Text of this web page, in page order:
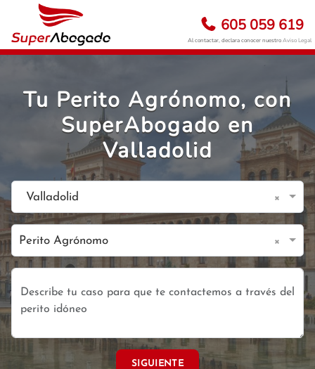
605 059 619
Al contactar, declara conocer nuestroAviso Legal
Tu Perito Agrónomo, con
SuperAbogado en
Valladolid
Valladolid ×
Perito Agrónomo ×
SIGUIENTE